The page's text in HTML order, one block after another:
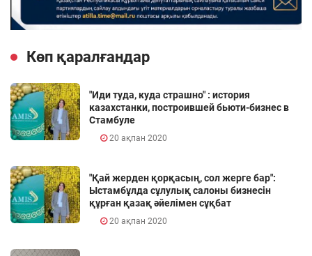
Көп қаралғандар
"Иди туда, куда страшно" : история
казахстанки, построившей бьюти-бизнес в
Стамбуле
20 ақпан 2020
"Қай жерден қорқасың, сол жерге бар":
Ыстамбұлда сұлулық салоны бизнесін
құрған қазақ әйелімен сұқбат
20 ақпан 2020